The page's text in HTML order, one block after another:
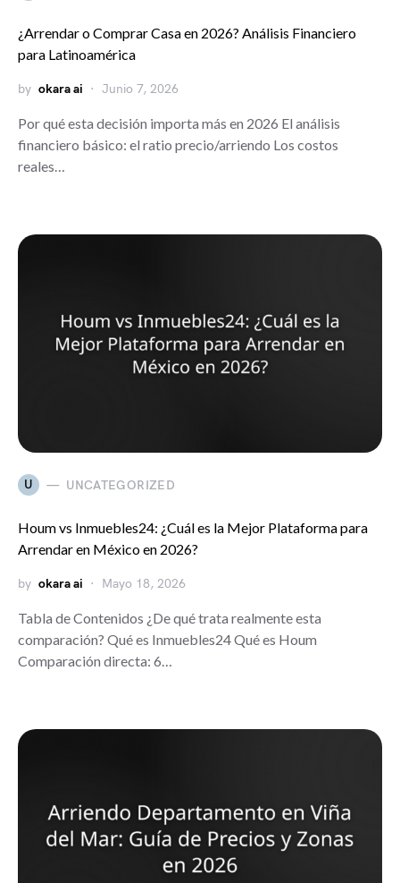
¿Arrendar o Comprar Casa en 2026? Análisis Financiero
para Latinoamérica
by okara ai Junio 7, 2026
Por qué esta decisión importa más en 2026 El análisis
financiero básico: el ratio precio/arriendo Los costos
reales…
U UNCATEGORIZED
Houm vs Inmuebles24: ¿Cuál es la Mejor Plataforma para
Arrendar en México en 2026?
by okara ai Mayo 18, 2026
Tabla de Contenidos ¿De qué trata realmente esta
comparación? Qué es Inmuebles24 Qué es Houm
Comparación directa: 6…